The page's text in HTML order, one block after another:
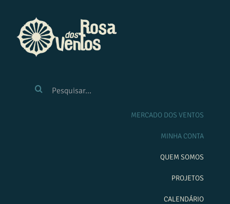
conteúdo
RESULTADOS
MERCADO DOS VENTOS
MINHA CONTA
QUEM SOMOS
PROJETOS
CALENDÁRIO